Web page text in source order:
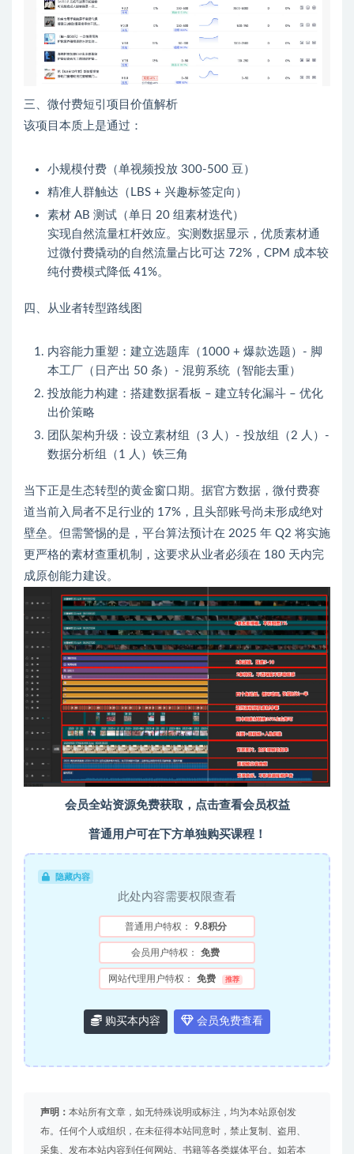
三、微付费短引项目价值解析
该项目本质上是通过：
小规模付费（单视频投放 300-500 豆）
精准人群触达（LBS + 兴趣标签定向）
素材 AB 测试（单日 20 组素材迭代）
实现自然流量杠杆效应。实测数据显示，优质素材通
过微付费撬动的自然流量占比可达 72%，CPM 成本较
纯付费模式降低 41%。
四、从业者转型路线图
内容能力重塑：建立选题库（1000 + 爆款选题）- 脚
本工厂（日产出 50 条）- 混剪系统（智能去重）
投放能力构建：搭建数据看板 – 建立转化漏斗 – 优化
出价策略
团队架构升级：设立素材组（3 人）- 投放组（2 人）-
数据分析组（1 人）铁三角
当下正是生态转型的黄金窗口期。据官方数据，微付费赛
道当前入局者不足行业的 17%，且头部账号尚未形成绝对
壁垒。但需警惕的是，平台算法预计在 2025 年 Q2 将实施
更严格的素材查重机制，这要求从业者必须在 180 天内完
成原创能力建设。
会员全站资源免费获取，点击查看会员权益
普通用户可在下方单独购买课程！
隐藏内容
此处内容需要权限查看
普通用户特权： 9.8积分
会员用户特权： 免费
网站代理用户特权： 免费 推荐
购买本内容 会员免费查看
声明： 本站所有文章，如无特殊说明或标注，均为本站原创发
布。任何个人或组织，在未征得本站同意时，禁止复制、盗用、
采集、发布本站内容到任何网站、书籍等各类媒体平台。如若本